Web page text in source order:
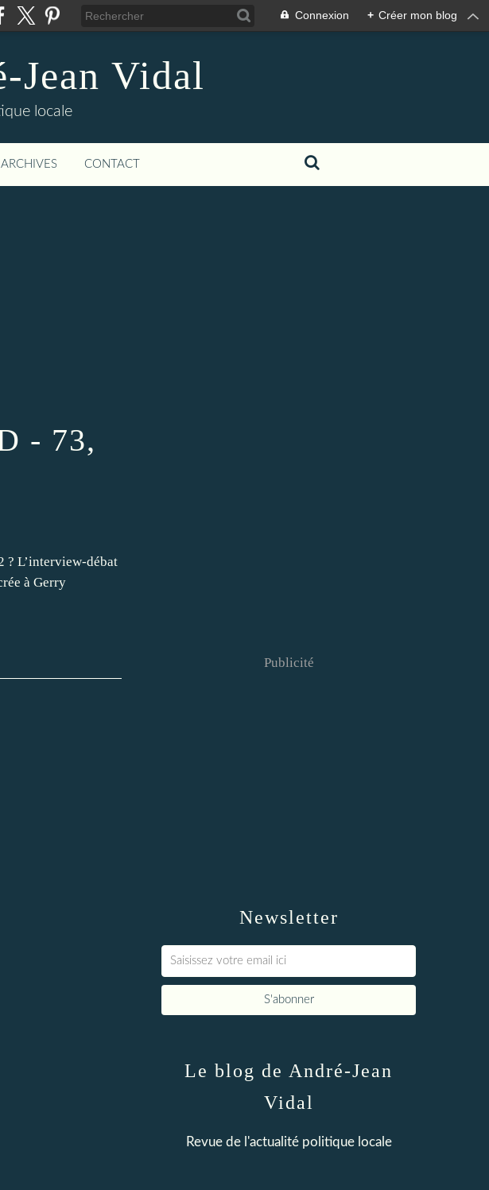
Connexion + Créer mon blog
Jean Vidal
locale
ARCHIVES CONTACT
- 73,
? L’interview-débat
à Gerry
Newsletter
Publicité
Le blog de André-Jean
Vidal
Revue de l'actualité politique locale